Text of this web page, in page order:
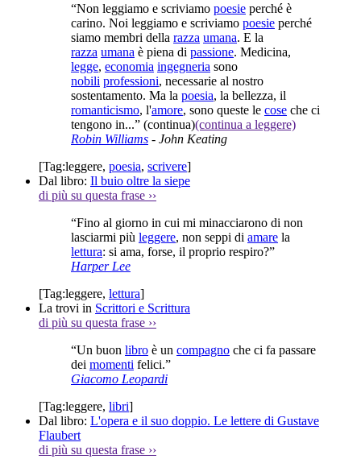
“Non leggiamo e scriviamo poesie perché è
carino. Noi leggiamo e scriviamo poesie perché
siamo membri della razza umana. E la
razza umana è piena di passione. Medicina,
legge, economia ingegneria sono
nobili professioni, necessarie al nostro
sostentamento. Ma la poesia, la bellezza, il
romanticismo, l'amore, sono queste le cose che ci
tengono in...” (continua)(continua a leggere)
Robin Williams - John Keating
[Tag:leggere, poesia, scrivere]
Dal libro: Il buio oltre la siepe
di più su questa frase ››
“Fino al giorno in cui mi minacciarono di non
lasciarmi più leggere, non seppi di amare la
lettura: si ama, forse, il proprio respiro?”
Harper Lee
[Tag:leggere, lettura]
La trovi in Scrittori e Scrittura
di più su questa frase ››
“Un buon libro è un compagno che ci fa passare
dei momenti felici.”
Giacomo Leopardi
[Tag:leggere, libri]
Dal libro: L'opera e il suo doppio. Le lettere di Gustave
Flaubert
di più su questa frase ››